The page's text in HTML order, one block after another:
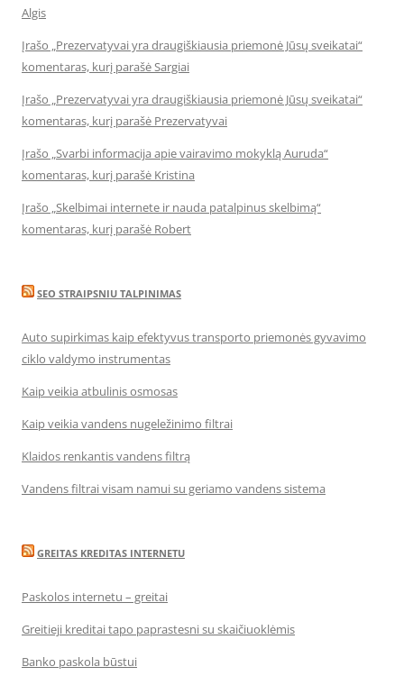
Algis
Įrašo „Prezervatyvai yra draugiškiausia priemonė Jūsų sveikatai“
komentaras, kurį parašė Sargiai
Įrašo „Prezervatyvai yra draugiškiausia priemonė Jūsų sveikatai“
komentaras, kurį parašė Prezervatyvai
Įrašo „Svarbi informacija apie vairavimo mokyklą Auruda“
komentaras, kurį parašė Kristina
Įrašo „Skelbimai internete ir nauda patalpinus skelbimą“
komentaras, kurį parašė Robert
SEO STRAIPSNIU TALPINIMAS
Auto supirkimas kaip efektyvus transporto priemonės gyvavimo
ciklo valdymo instrumentas
Kaip veikia atbulinis osmosas
Kaip veikia vandens nugeležinimo filtrai
Klaidos renkantis vandens filtrą
Vandens filtrai visam namui su geriamo vandens sistema
GREITAS KREDITAS INTERNETU
Paskolos internetu – greitai
Greitieji kreditai tapo paprastesni su skaičiuoklėmis
Banko paskola būstui